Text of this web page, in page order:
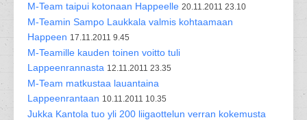
M-Team taipui kotonaan Happeelle 20.11.2011 23.10
M-Teamin Sampo Laukkala valmis kohtaamaan
Happeen 17.11.2011 9.45
M-Teamille kauden toinen voitto tuli
Lappeenrannasta 12.11.2011 23.35
M-Team matkustaa lauantaina
Lappeenrantaan 10.11.2011 10.35
Jukka Kantola tuo yli 200 liigaottelun verran kokemusta